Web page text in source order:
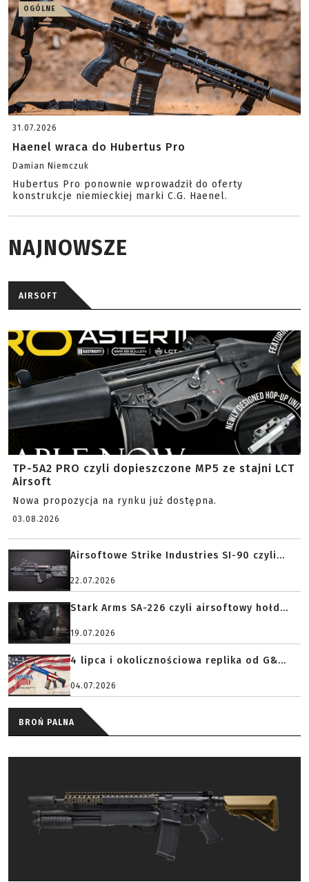
OGÓLNE
31.07.2026
Haenel wraca do Hubertus Pro
Damian Niemczuk
Hubertus Pro ponownie wprowadził do oferty
konstrukcje niemieckiej marki C.G. Haenel.
NAJNOWSZE
AIRSOFT
TP-5A2 PRO czyli dopieszczone MP5 ze stajni LCT
Airsoft
Nowa propozycja na rynku już dostępna.
03.08.2026
Airsoftowe Strike Industries SI-90 czyli...
22.07.2026
Stark Arms SA-226 czyli airsoftowy hołd...
19.07.2026
4 lipca i okolicznościowa replika od G&...
04.07.2026
BROŃ PALNA